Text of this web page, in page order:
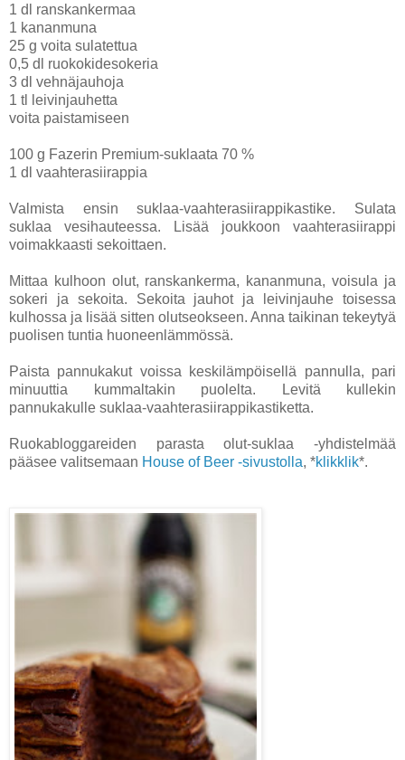
1 dl ranskankermaa
1 kananmuna
25 g voita sulatettua
0,5 dl ruokokidesokeria
3 dl vehnäjauhoja
1 tl leivinjauhetta
voita paistamiseen
100 g Fazerin Premium-suklaata 70 %
1 dl vaahterasiirappia
Valmista ensin suklaa-vaahterasiirappikastike. Sulata
suklaa vesihauteessa. Lisää joukkoon vaahterasiirappi
voimakkaasti sekoittaen.
Mittaa kulhoon olut, ranskankerma, kananmuna, voisula ja
sokeri ja sekoita. Sekoita jauhot ja leivinjauhe toisessa
kulhossa ja lisää sitten olutseokseen. Anna taikinan tekeytyä
puolisen tuntia huoneenlämmössä.
Paista pannukakut voissa keskilämpöisellä pannulla, pari
minuuttia kummaltakin puolelta. Levitä kullekin
pannukakulle suklaa-vaahterasiirappikastiketta.
Ruokabloggareiden parasta olut-suklaa -yhdistelmää
pääsee valitsemaan House of Beer -sivustolla, *klikklik*.